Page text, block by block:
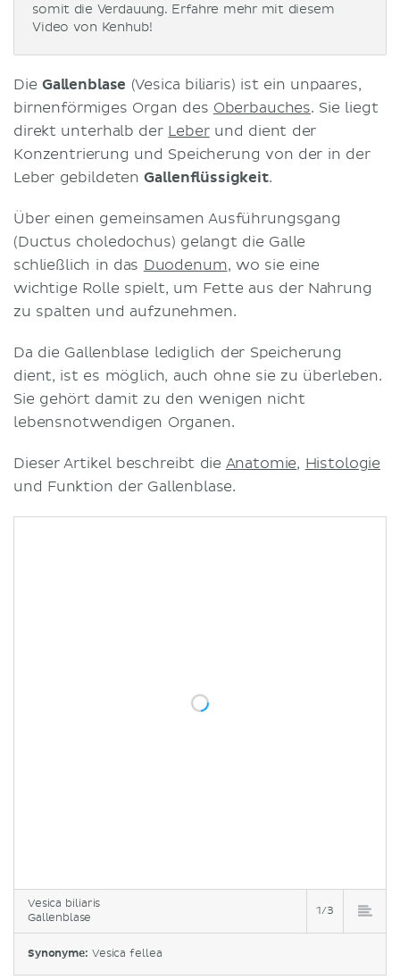
somit die Verdauung. Erfahre mehr mit diesem
Video von Kenhub!
Vesica biliaris
Gallenblase
1/3
Synonyme: Vesica fellea
Die Gallenblase (Vesica biliaris) ist ein unpaares,
birnenförmiges Organ des Oberbauches. Sie liegt
direkt unterhalb der Leberund dient der
Konzentrierung und Speicherung von der in der
Leber gebildetenGallenflüssigkeit.
Über einen gemeinsamen Ausführungsgang
(Ductus choledochus) gelangt die Galle
schließlich in das Duodenum, wo sie eine
wichtige Rolle spielt, um Fette aus der Nahrung
zu spalten und aufzunehmen.
Da die Gallenblase lediglich der Speicherung
dient, ist es möglich, auch ohne sie zu überleben.
Sie gehört damit zu den wenigen nicht
lebensnotwendigen Organen.
Dieser Artikel beschreibt die Anatomie, Histologie
und Funktion der Gallenblase.